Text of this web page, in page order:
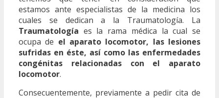
estamos ante especialistas de la medicina los
cuales se dedican a la Traumatología. La
Traumatología es la rama médica la cual se
ocupa de el aparato locomotor, las lesiones
sufridas en éste, así como las enfermedades
congénitas relacionadas con el aparato
locomotor.
Consecuentemente, previamente a pedir cita de